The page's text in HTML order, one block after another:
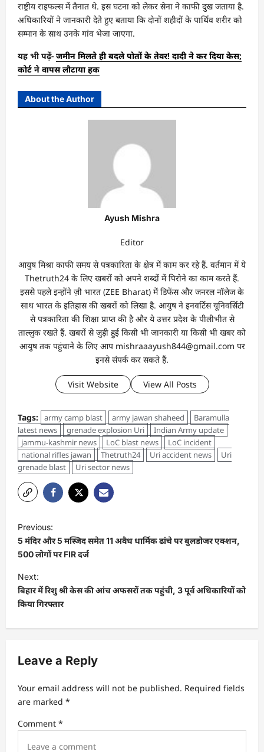
राष्ट्रीय राइफल्स में तैनात थे. इस घटना को लेकर सेना ने काफी दुख जताया है.
अधिकारियों ने जानकारी देते हुए बताया कि दोनों शहीदों के पार्थिव शरीर को
सम्मान के साथ उनके गांव भेजा जाएगा.
यह भी पढ़ें- जमीन मिलते ही बदले पोतों के तेवर! दादी ने कर दिया केस;
कोर्ट ने वापस लौटाया हक
About the Author
Ayush Mishra
Editor
आयुष मिश्रा काफी समय से पत्रकारिता के क्षेत्र में काम कर रहे हैं. वर्तमान में ये
Thetruth24 के लिए खबरों को अपने शब्दों में पिरोने का काम करते हैं.
इससे पहले इन्होंने ज़ी भारत (ZEE Bharat) में डिफेंस और जनरल नॉलेज के
साथ भारत के इतिहास की खबरों को लिखा है. आयुष ने इनवर्टिस यूनिवर्सिटी
से पत्रकारिता की शिक्षा प्राप्त की है और ये उत्तर प्रदेश के पीलीभीत से
ताल्लुक रखते हैं. खबरों से जुड़ी हुई किसी भी जानकारी या किसी भी खबर को
आयुष तक पहुंचाने के लिए आप mishraaayush844@gmail.com पर
इनसे संपर्क कर सकते हैं.
Visit Website View All Posts
Tags: army camp blast army jawan shaheed
Baramulla
latest news
grenade explosion Uri
Indian Army update
jammu-kashmir news
LoC blast news
LoC incident
national rifles jawan
Thetruth24 Uri accident news
Uri
grenade blast
Uri sector news
Previous:
5 मंदिर और 5 मस्जिद समेत 11 अवैध धार्मिक ढांचे पर बुलडोजर एक्शन,
500 लोगों पर FIR दर्ज
Next:
बिहार में रिशु श्री केस की आंच अफसरों तक पहुंची, 3 पूर्व अधिकारियों को
किया गिरफ्तार
Leave a Reply
Your email address will not be published. Required fields
are marked *
Comment *